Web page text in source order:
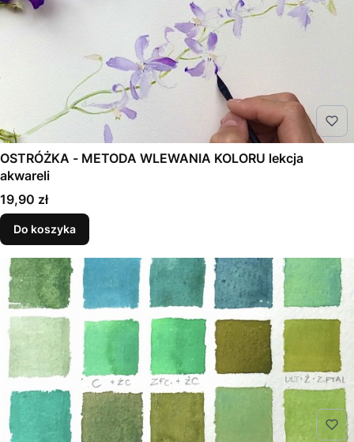
OSTRÓŻKA - METODA WLEWANIA KOLORU lekcja
akwareli
Cena
19,90 zł
Do koszyka